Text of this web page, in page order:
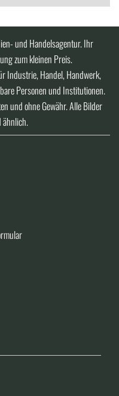
und Handelsagentur. Ihr
zum kleinen Preis.
Industrie, Handel, Handwerk,
Personen und Institutionen.
und ohne Gewähr. Alle Bilder